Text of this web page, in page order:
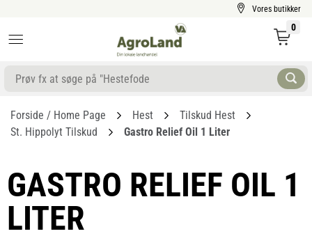
Vores butikker
0
Forside / Home Page Hest
Tilskud Hest
St. Hippolyt Tilskud
Gastro Relief Oil 1 Liter
GASTRO RELIEF OIL 1
LITER